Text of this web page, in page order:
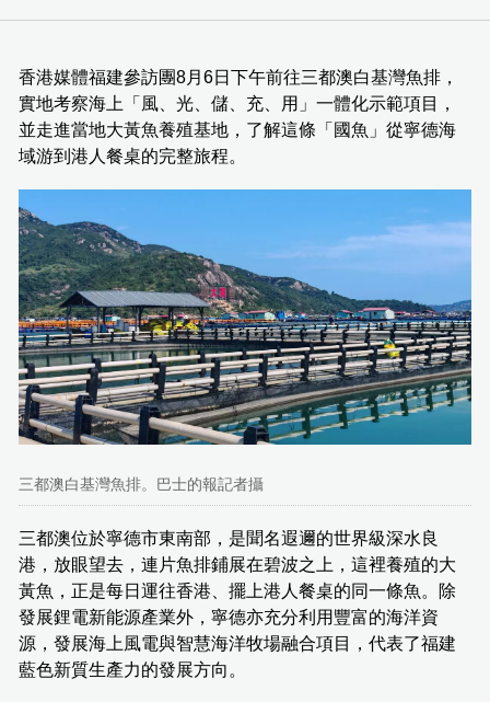
香港媒體福建參訪團8月6日下午前往三都澳白基灣魚排，
實地考察海上「風、光、儲、充、用」一體化示範項目，
並走進當地大黃魚養殖基地，了解這條「國魚」從寧德海
域游到港人餐桌的完整旅程。
三都澳白基灣魚排。巴士的報記者攝
三都澳位於寧德市東南部，是聞名遐邇的世界級深水良
港，放眼望去，連片魚排鋪展在碧波之上，這裡養殖的大
黃魚，正是每日運往香港、擺上港人餐桌的同一條魚。除
發展鋰電新能源產業外，寧德亦充分利用豐富的海洋資
源，發展海上風電與智慧海洋牧場融合項目，代表了福建
藍色新質生產力的發展方向。